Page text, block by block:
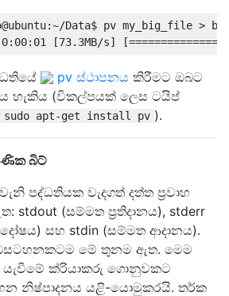
Data$ pv my_big_file >
pv ස්ථාපනය කිරීමට ඔබට
හැකිය (විකල්පයක් ලෙස ටයිප්
sudo apt-get install pv ).
බිට්
පද්ධතියක වැදගත් දත්ත ප්‍රවාහ
stdout (සම්මත ප්‍රතිදානය), stderr
සහ stdin (සම්මත ආදානය).
මේ තුනම ඇත. මෙම
යැවීමේ ක්රියාකරු ගොනුවකට
නිෂ්පාදනය යළි-යොමුකරයි. තර්ක